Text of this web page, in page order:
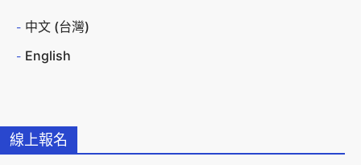
線上報名
中文 (台灣)
English